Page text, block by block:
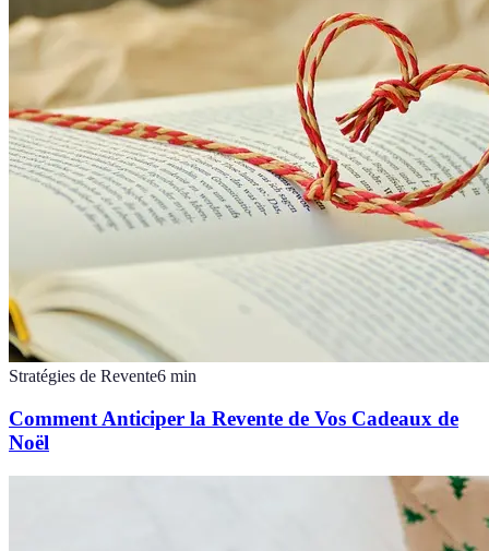
Stratégies de Revente6 min
Comment Anticiper la Revente de Vos Cadeaux de
Noël